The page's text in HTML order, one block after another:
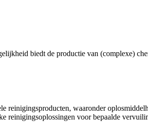
biedt de productie van (complexe)
waaronder
voor bepaalde